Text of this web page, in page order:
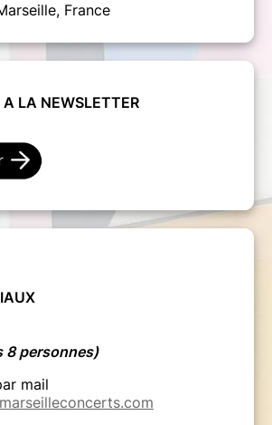
France
A LA NEWSLETTER
8 personnes)
mail